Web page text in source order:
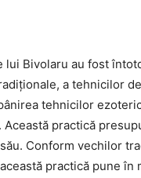
Bivolaru au fost
a tehnicilor
tehnicilor
Această practică
Conform vechilor
practică pune în